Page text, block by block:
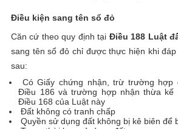
Điều kiện sang tên sổ đỏ
Căn cứ theo quy định tại Điều 188 Luật
sang tên sổ đỏ chỉ được thực hiện khi
sau:
Có Giấy chứng nhận, trừ trường hợp
Điều 186 và trường hợp nhận thừa kế
Điều 168 của Luật này
Đất không có tranh chấp
Quyền sử dụng đất không bị kê biên để